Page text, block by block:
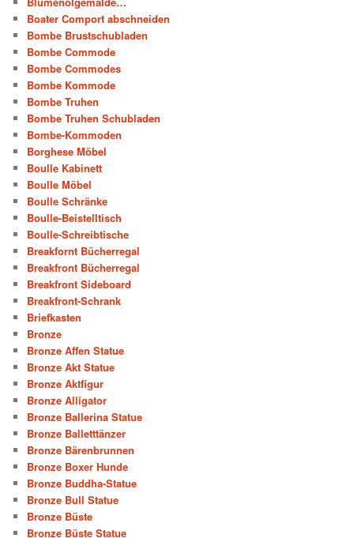
Boater Comport abschneiden
Bombe Brustschubladen
Bombe Commode
Bombe Commodes
Bombe Kommode
Bombe Truhen
Bombe Truhen Schubladen
Bombe-Kommoden
Borghese Möbel
Boulle Kabinett
Boulle Möbel
Boulle Schränke
Boulle-Beistelltisch
Boulle-Schreibtische
Breakfornt Bücherregal
Breakfront Bücherregal
Breakfront Sideboard
Breakfront-Schrank
Briefkasten
Bronze
Bronze Affen Statue
Bronze Akt Statue
Bronze Aktfigur
Bronze Alligator
Bronze Ballerina Statue
Bronze Balletttänzer
Bronze Bärenbrunnen
Bronze Boxer Hunde
Bronze Buddha-Statue
Bronze Bull Statue
Bronze Büste
Bronze Büste Statue